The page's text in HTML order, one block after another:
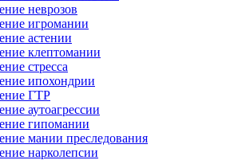
неврозов
игромании
астении
клептомании
стресса
ипохондрии
ГТР
аутоагрессии
гипомании
мании преследования
нарколепсии